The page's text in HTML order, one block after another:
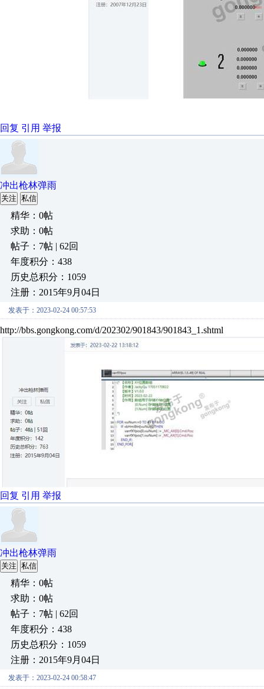
回复 引用 举报
冲出枪林弹雨
关注 私信
精华：0帖
求助：0帖
帖子：7帖 | 62回
年度积分：438
历史总积分：1059
注册：2015年9月04日
发表于：2023-02-24 00:57:53
http://bbs.gongkong.com/d/202302/901843/901843_1.shtml
回复 引用 举报
冲出枪林弹雨
关注 私信
精华：0帖
求助：0帖
帖子：7帖 | 62回
年度积分：438
历史总积分：1059
注册：2015年9月04日
发表于：2023-02-24 00:58:47